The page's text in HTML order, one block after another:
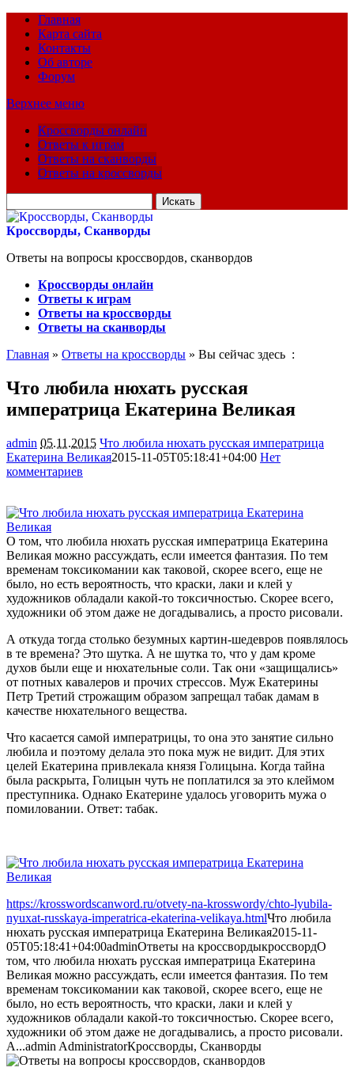
Главная
Карта сайта
Контакты
Об авторе
Форум
Верхнее меню
Кроссворды онлайн
Ответы к играм
Ответы на сканворды
Ответы на кроссворды
для:
Кроссворды, Сканворды
Ответы на вопросы кроссвордов, сканвордов
Кроссворды онлайн
Ответы к играм
Ответы на кроссворды
Ответы на сканворды
Главная » Ответы на кроссворды » Вы сейчас здесь :
Что любила нюхать русская
императрица Екатерина Великая
admin 05.11.2015 Что любила нюхать русская императрица
Екатерина Великая2015-11-05T05:18:41+04:00 Нет
комментариев
О том, что любила нюхать русская императрица Екатерина
Великая можно рассуждать, если имеется фантазия. По тем
временам токсикомании как таковой, скорее всего, еще не
было, но есть вероятность, что краски, лаки и клей у
художников обладали какой-то токсичностью. Скорее всего,
художники об этом даже не догадывались, а просто рисовали.
А откуда тогда столько безумных картин-шедевров появлялось
в те времена? Это шутка. А не шутка то, что у дам кроме
духов были еще и нюхательные соли. Так они «защищались»
от потных кавалеров и прочих стрессов. Муж Екатерины
Петр Третий строжащим образом запрещал табак дамам в
качестве нюхательного вещества.
Что касается самой императрицы, то она это занятие сильно
любила и поэтому делала это пока муж не видит. Для этих
целей Екатерина привлекала князя Голицына. Когда тайна
была раскрыта, Голицын чуть не поплатился за это клеймом
преступника. Однако Екатерине удалось уговорить мужа о
помиловании. Ответ: табак.
https://krosswordscanword.ru/otvety-na-krosswordy/chto-lyubila-
nyuxat-russkaya-imperatrica-ekaterina-velikaya.htmlЧто любила
нюхать русская императрица Екатерина Великая2015-11-
05T05:18:41+04:00adminОтветы на кроссвордыкроссвордО
том, что любила нюхать русская императрица Екатерина
Великая можно рассуждать, если имеется фантазия. По тем
временам токсикомании как таковой, скорее всего, еще не
было, но есть вероятность, что краски, лаки и клей у
художников обладали какой-то токсичностью. Скорее всего,
художники об этом даже не догадывались, а просто рисовали.
А...admin AdministratorКроссворды, Сканворды